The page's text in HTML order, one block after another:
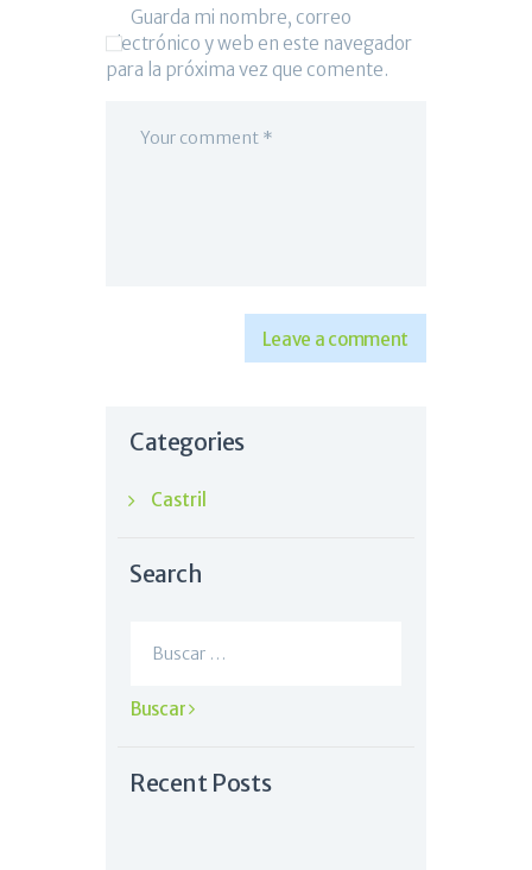
Guarda mi nombre, correo
electrónico y web en este navegador
para la próxima vez que comente.
Categories
Castril
Search
Recent Posts